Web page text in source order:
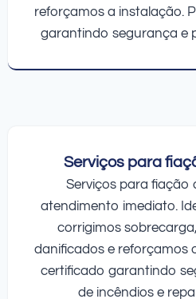
reforçamos a instalação.
garantindo segurança e
Serviços para
Serviços para fiação
atendimento imediato.
corrigimos
danificados e reforçamos
certificado garantindo
de incêndios e